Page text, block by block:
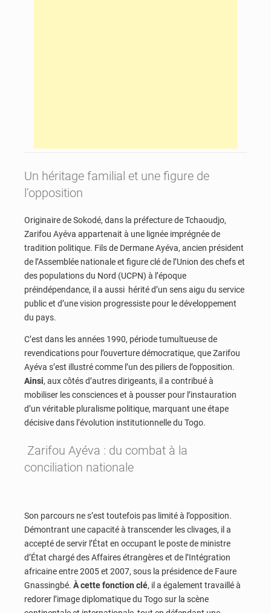
Un héritage familial et une figure de
l’opposition
Originaire de Sokodé, dans la préfecture de Tchaoudjo,
Zarifou Ayéva appartenait à une lignée imprégnée de
tradition politique. Fils de Dermane Ayéva, ancien président
de l’Assemblée nationale et figure clé de l’Union des chefs et
des populations du Nord (UCPN) à l’époque
préindépendance, il a aussi hérité d’un sens aigu du service
public et d’une vision progressiste pour le développement
du pays.
C’est dans les années 1990, période tumultueuse de
revendications pour l’ouverture démocratique, que Zarifou
Ayéva s’est illustré comme l’un des piliers de l’opposition.
Ainsi, aux côtés d’autres dirigeants, il a contribué à
mobiliser les consciences et à pousser pour l’instauration
d’un véritable pluralisme politique, marquant une étape
décisive dans l’évolution institutionnelle du Togo.
Zarifou Ayéva : du combat à la
conciliation nationale
Son parcours ne s’est toutefois pas limité à l’opposition.
Démontrant une capacité à transcender les clivages, il a
accepté de servir l’État en occupant le poste de ministre
d’État chargé des Affaires étrangères et de l’Intégration
africaine entre 2005 et 2007, sous la présidence de Faure
Gnassingbé. À cette fonction clé, il a également travaillé à
redorer l’image diplomatique du Togo sur la scène